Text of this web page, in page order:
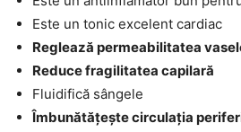
Este un tonic excelent cardiac
Reglează permeabilitatea
Reduce fragilitatea capilară
Fluidifică sângele
Îmbunătățește circulația